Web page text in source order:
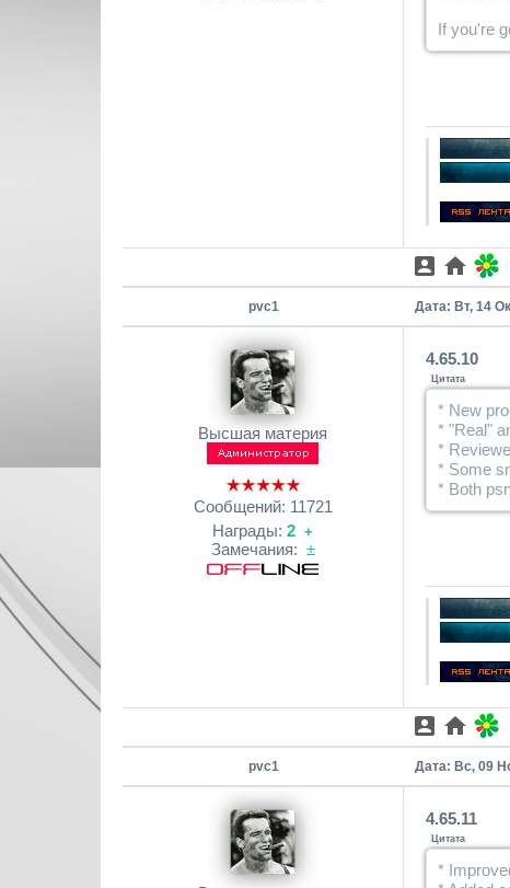
If you're
pvc1 Дата: Вт, 14
Высшая материя
Сообщений: 11721
Награды: 2 +
Замечания: ±
4.65.10
Цитата
* New
* "Real"
*
* Some
* Both
pvc1 Дата: Вс, 09
4.65.11
Цитата
*